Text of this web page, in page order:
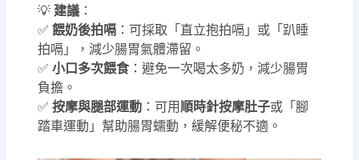
💡 建議 ：
✅餵奶後拍嗝 ：可採取「直立抱拍嗝」或「趴睡
拍嗝」，減少腸胃氣體滯留。
✅小口多次餵食：避免一次喝太多奶，減少腸胃
負擔。
✅按摩與腿部運動 ：可用順時針按摩肚子或「腳
踏車運動」幫助腸胃蠕動，緩解便秘不適。